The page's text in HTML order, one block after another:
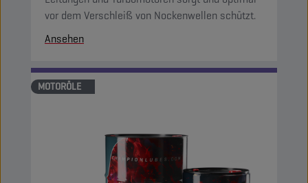
vor dem Verschleiß von Nockenwellen schützt.
Ansehen
MOTORÖLE